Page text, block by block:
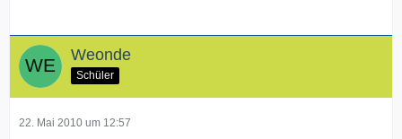
Weonde
Schüler
22. Mai 2010 um 12:57